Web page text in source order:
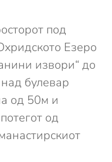
под
Езеро
извори“ до
булевар
од 50м и
од